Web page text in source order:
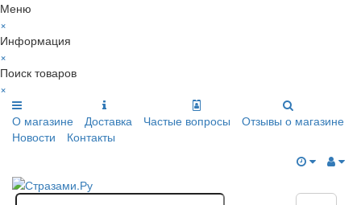
Меню
×
Информация
×
Поиск товаров
×
О магазине
Доставка Частые вопросы
Отзывы о магазине
Новости
Контакты